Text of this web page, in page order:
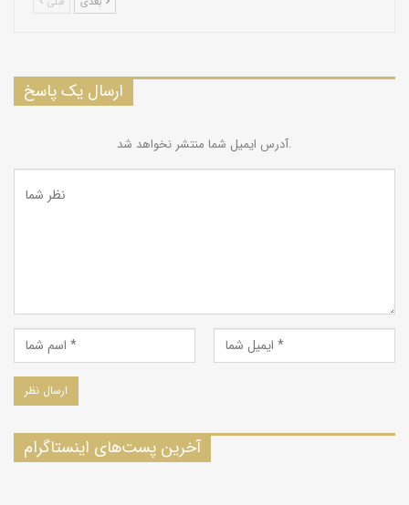
ارسال یک پاسخ
آدرس ایمیل شما منتشر نخواهد شد.
آخرین پست‌های اینستاگرام